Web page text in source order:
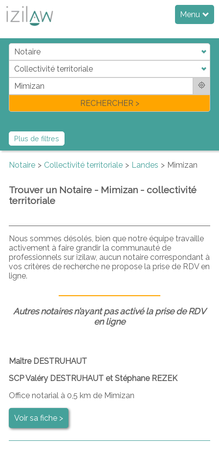
Menu
jdadi
fl
RECHERCHER >
Plus de filtres
Notaire Collectivité territoriale Landes Mimizan
Trouver un Notaire - Mimizan - collectivité
territoriale
Nous sommes désolés, bien que notre équipe travaille
activement à faire grandir la communauté de
professionnels sur izilaw, aucun notaire correspondant à
vos critères de recherche ne propose la prise de RDV en
ligne.
Autres notaires n’ayant pas activé la prise de RDV
en ligne
Maître DESTRUHAUT
SCP Valéry DESTRUHAUT et Stéphane REZEK
Office notarial à 0,5 km de Mimizan
Voir sa fiche >